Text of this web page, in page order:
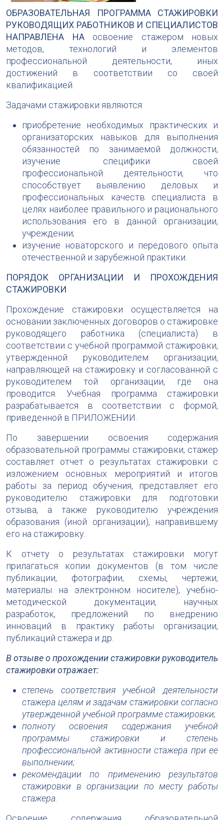
ОБРАЗОВАТЕЛЬНАЯ ПРОГРАММА СТАЖИРОВКИ
РУКОВОДЯЩИХ РАБОТНИКОВ И СПЕЦИАЛИСТОВ
НАПРАВЛЕНА НА освоение стажером новых
методов, технологий и элементов
профессиональной деятельности, иных
достижений в соответствии со своей
квалификацией.
Задачами стажировки являются:
приобретение необходимых практических и
организаторских навыков для выполнения
обязанностей по занимаемой должности,
изучение специфики своей
профессиональной деятельности, что
способствует выявлению деловых и
профессиональных качеств специалиста в
целях наиболее правильного и рационального
использования его в данной организации,
учреждении;
изучение новаторского и передового опыта
отечественной и зарубежной практики.
ПОРЯДОК ОРГАНИЗАЦИИ И ПРОХОЖДЕНИЯ
СТАЖИРОВКИ
Прохождение стажировки осуществляется на
основании заключенных договоров о стажировке
руководящего работника (специалиста) в
соответствии с учебной программой стажировки,
утвержденной руководителем организации,
направляющей на стажировку и согласованной с
руководителем той организации, где она
проводится. Учебная программа стажировки
разрабатывается в соответствии с формой,
приведенной в ПРИЛОЖЕНИИ.
По завершении освоения содержания
образовательной программы стажировки, стажер
составляет отчет о результатах стажировки с
изложением основных мероприятий и итогов
работы за период обучения, представляет его
руководителю стажировки для подготовки
отзыва, а также руководителю учреждения
образования (иной организации), направившему
его на стажировку.
К отчету о результатах стажировки могут
прилагаться копии документов (в том числе
публикации, фотографии, схемы, чертежи,
материалы на электронном носителе), учебно-
методической документации, научных
разработок, предложений по внедрению
инноваций в практику работы организации,
публикаций стажера и др.
В отзыве о прохождении стажировки руководитель
стажировки отражает:
степень соответствия учебной деятельности
стажера целям и задачам стажировки согласно
утвержденной учебной программе стажировки;
полноту освоения содержания учебной
программы стажировки и степень
профессиональной активности стажера при ее
выполнении;
рекомендации по применению результатов
стажировки в организации по месту работы
стажера.